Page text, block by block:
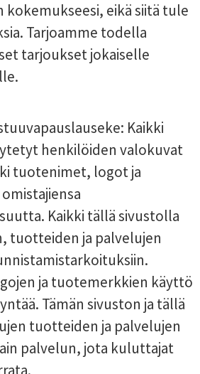
kokemukseesi, eikä siitä tule
Tarjoamme todella
tarjoukset jokaiselle
Kaikki
henkilöiden valokuvat
tuotenimet, logot ja
Kaikki tällä sivustolla
tuotteiden ja palvelujen
ja tuotemerkkien käyttö
Tämän sivuston ja tällä
tuotteiden ja palvelujen
palvelun, jota kuluttajat